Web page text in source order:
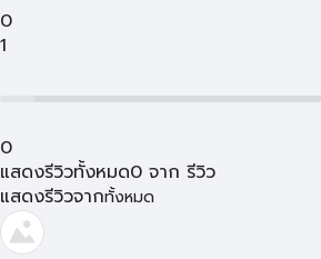
0
1
0
แสดงรีวิวทั้งหมด0 จาก รีวิว
แสดงรีวิวจากทั้งหมด